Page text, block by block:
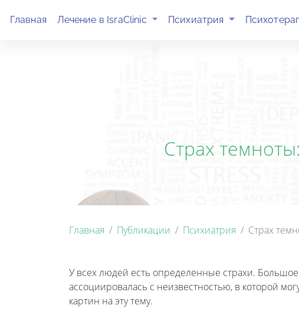
Главная Лечение в IsraClinic (current)Психиатрия (current)
Страх
Главная Публикации Психиатрия Страх
У всех людей есть определенные страхи.
ассоциировалась с неизвестностью, в которой
картин на эту тему.